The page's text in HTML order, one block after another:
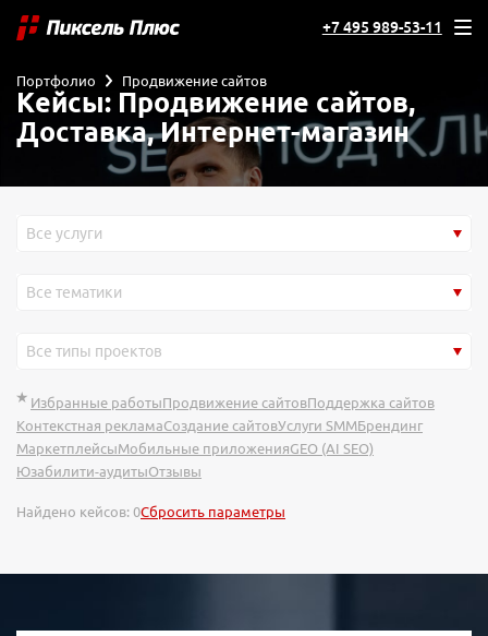
+7 495 989-53-11
Кейсы: Продвижение сайтов,
Доставка, Интернет-магазин
Портфолио Продвижение сайтов
Все услуги
Все тематики
Все типы проектов
Избранные работыПродвижение сайтовПоддержка сайтов
Контекстная рекламаСоздание сайтовУслуги SMMБрендинг
МаркетплейсыМобильные приложенияGEO (AI SEO)
Юзабилити-аудитыОтзывы
Найдено кейсов: 0Сбросить параметры